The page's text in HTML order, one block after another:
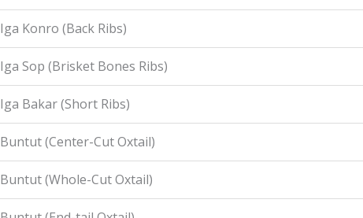
Iga Konro (Back Ribs)
Iga Sop (Brisket Bones Ribs)
Iga Bakar (Short Ribs)
Buntut (Center-Cut Oxtail)
Buntut (Whole-Cut Oxtail)